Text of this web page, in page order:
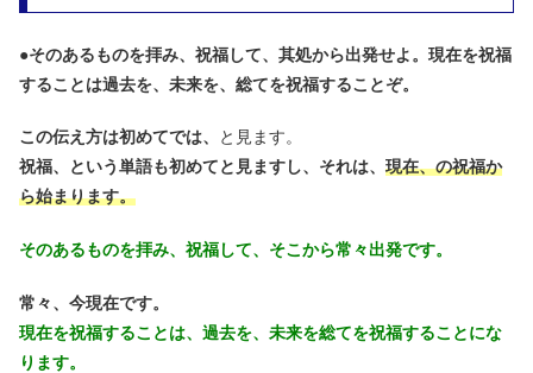
●そのあるものを拝み、祝福して、其処から出発せよ。現在を祝福
することは過去を、未来を、総てを祝福することぞ。
この伝え方は初めてでは、
と見ます。
祝福、という単語も初めてと見ますし、それは、 現在、の祝福か
ら始まります。
そのあるものを拝み、祝福して、そこから常々出発です。
常々、今現在です。
現在を祝福することは、過去を、未来を総てを祝福することにな
ります。